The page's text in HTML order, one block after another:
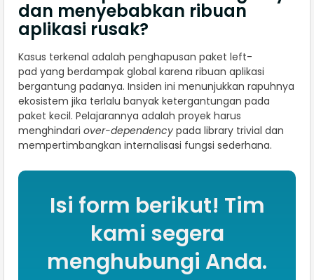
dan menyebabkan ribuan
aplikasi rusak?
Kasus terkenal adalah penghapusan paket left-
pad yang berdampak global karena ribuan aplikasi
bergantung padanya. Insiden ini menunjukkan rapuhnya
ekosistem jika terlalu banyak ketergantungan pada
paket kecil. Pelajarannya adalah proyek harus
menghindari over-dependency pada library trivial dan
mempertimbangkan internalisasi fungsi sederhana.
Isi form berikut! Tim
kami segera
menghubungi Anda.